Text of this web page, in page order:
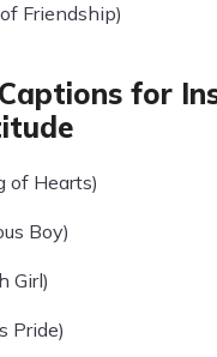
of Friendship)
for
of Hearts)
Boy)
Girl)
Pride)